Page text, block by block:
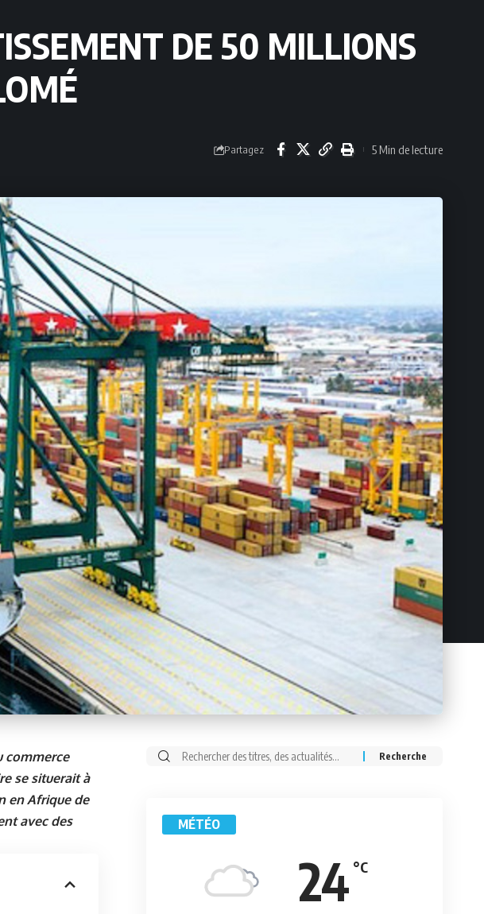
DE 50 MILLIONS
Partagez 5 Min de lecture
commerce
se situerait à
en Afrique de
avec des
Rechercher:
MÉTÉO
24 °C